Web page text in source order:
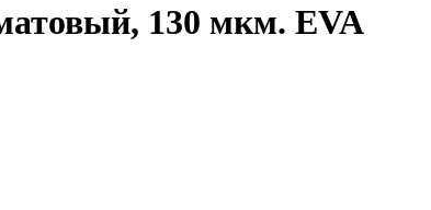
130 мкм. EVA